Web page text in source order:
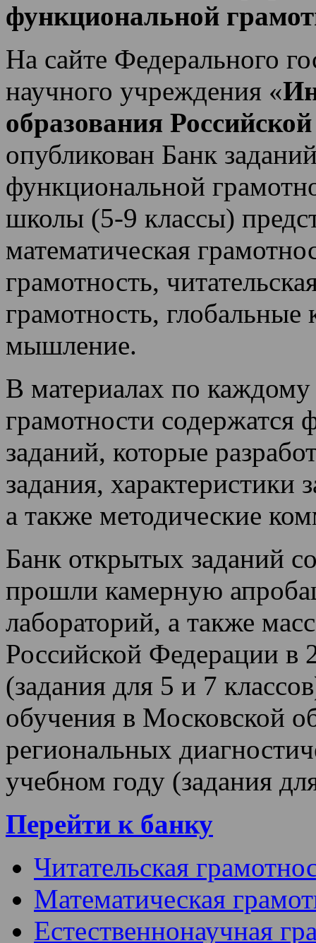
функциональной
На сайте Федерального
научного учреждения «
образования
опубликован Банк
функциональной
школы (5-9 классы)
математическая
грамотность,
грамотность,
мышление.
В материалах по
грамотности
заданий, которые
задания, характеристики
а также методические
Банк открытых заданий
прошли камерную
лабораторий, а также
Российской Федерации в
(задания для 5 и 7
обучения в Московской
региональных
учебном году (задания
Перейти к банку
Читательская
Математическая
Естественнонаучная